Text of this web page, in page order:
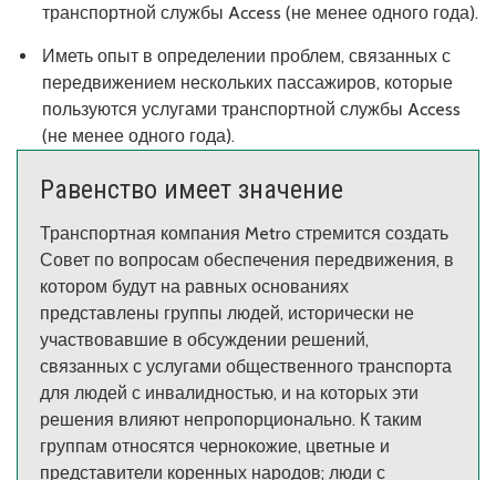
транспортной службы Access (не менее одного года).
Иметь опыт в определении проблем, связанных с
передвижением нескольких пассажиров, которые
пользуются услугами транспортной службы Access
(не менее одного года).
Равенство имеет значение
Транспортная компания Metro стремится создать
Совет по вопросам обеспечения передвижения, в
котором будут на равных основаниях
представлены группы людей, исторически не
участвовавшие в обсуждении решений,
связанных с услугами общественного транспорта
для людей с инвалидностью, и на которых эти
решения влияют непропорционально. К таким
группам относятся чернокожие, цветные и
представители коренных народов; люди с